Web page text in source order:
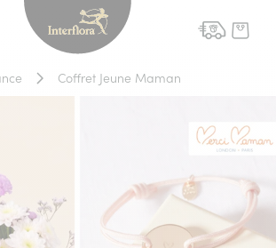
Interflora - livraison
- Livraison fleurs
Coffret Jeune Maman